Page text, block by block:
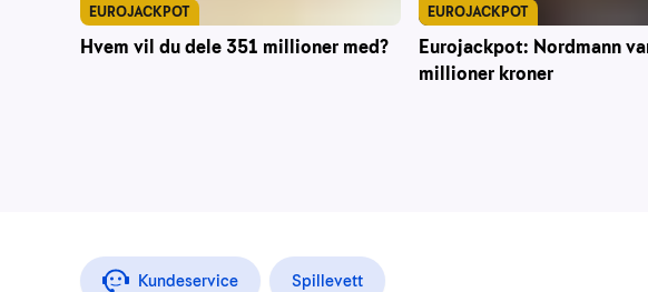
Hvem vil du dele 351 millioner med?
EUROJACKPOT
Eurojackpot: Nordmann
millioner kroner
EUROJACKPOT
Kundeservice Spillevett